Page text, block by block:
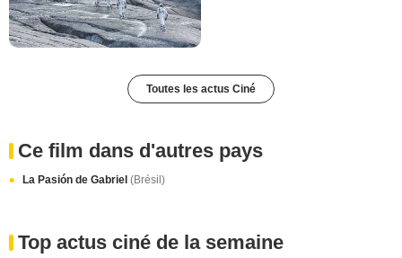
Toutes les actus Ciné
Ce film dans d'autres pays
La Pasión de Gabriel (Brésil)
Top actus ciné de la semaine